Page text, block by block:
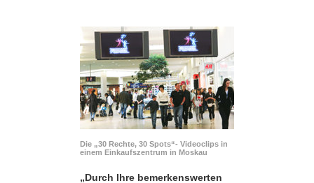
Die „30 Rechte, 30 Spots“- Videoclips in
einem Einkaufszentrum in Moskau
„Durch Ihre bemerkens­werten